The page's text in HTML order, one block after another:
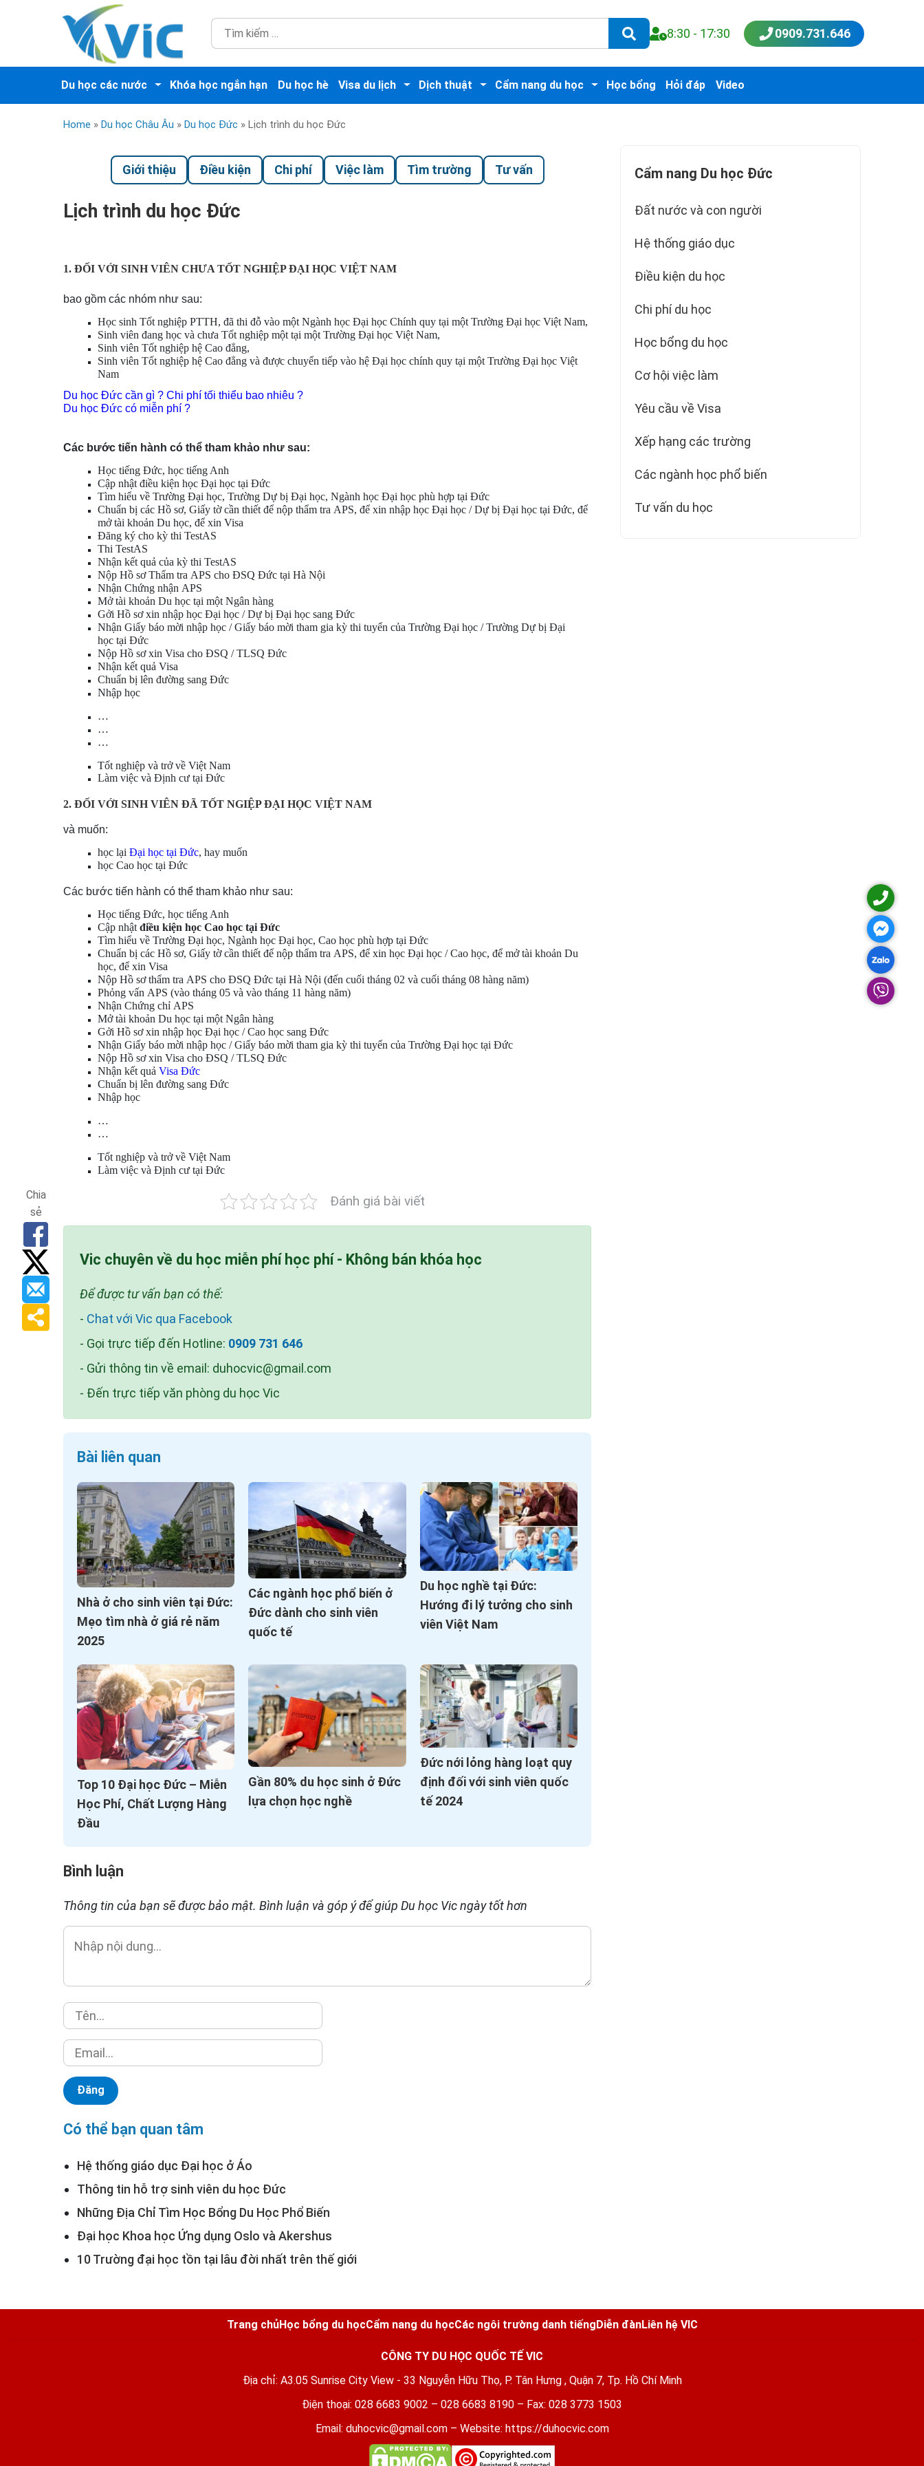
8:30 - 17:30 0909.731.646
Du học các nước Khóa học ngắn hạn Du học hè Visa du lịch Dịch thuật Cẩm nang du học Học bổng Hỏi đáp Video
Home » Du học Châu Âu » Du học Đức » Lịch trình du học Đức
Giới thiệu Điều kiện Chi phí Việc làm Tìm trường Tư vấn
Lịch trình du học Đức
1. ĐỐI VỚI SINH VIÊN CHƯA TỐT NGHIỆP ĐẠI HỌC VIỆT NAM
bao gồm các nhóm như sau:
Học sinh Tốt nghiệp PTTH, đã thi đỗ vào một Ngành học Đại học Chính quy tại một Trường Đại học Việt Nam,
Sinh viên đang học và chưa Tốt nghiệp một tại một Trường Đại học Việt Nam,
Sinh viên Tốt nghiệp hệ Cao đẳng,
Sinh viên Tốt nghiệp hệ Cao đẳng và được chuyển tiếp vào hệ Đại học chính quy tại một Trường Đại học Việt
Nam
Du học Đức cần gì ? Chi phí tối thiểu bao nhiêu ?
Du học Đức có miễn phí ?
Các bước tiến hành có thể tham khảo như sau:
Học tiếng Đức, học tiếng Anh
Cập nhật điều kiện học Đại học tại Đức
Tìm hiểu về Trường Đại học, Trường Dự bị Đại học, Ngành học Đại học phù hợp tại Đức
Chuẩn bị các Hồ sơ, Giấy tờ cần thiết để nộp thẩm tra APS, để xin nhập học Đại học /Dự bị Đại học tại Đức, để
mởtài khoản Du học, để xin Visa
Đăng ký cho kỳ thi TestAS
Thi TestAS
Nhận kết quả của kỳ thi TestAS
Nộp Hồ sơ Thẩm tra APS cho ĐSQ Đức tại Hà Nội
Nhận Chứng nhận APS
Mở tài khoản Du học tại một Ngân hàng
Gởi Hồ sơ xin nhập học Đại học /Dự bị Đại học sang Đức
Nhận Giấy báo mời nhập học / Giấy báo mời tham gia kỳ thi tuyển của Trường Đại học /Trường Dự bị Đại
học tại Đức
Nộp Hồ sơ xin Visa cho ĐSQ / TLSQ Đức
Nhận kết quả Visa
Chuẩn bị lên đường sang Đức
Nhập học
…
…
…
Tốt nghiệp và trở về Việt Nam
Làm việc và Định cư tại Đức
2. ĐỐI VỚI SINH VIÊN ĐÃ TỐT NGIỆP ĐẠI HỌC VIỆT NAM
và muốn:
học lại Đại học tại Đức, hay muốn
học Cao học tại Đức
Các bước tiến hành có thể tham khảo như sau:
Học tiếng Đức, học tiếng Anh
Cập nhật điều kiện học Cao học tại Đức
Tìm hiểu về Trường Đại học, Ngành học Đại học, Cao học phù hợp tại Đức
Chuẩn bị các Hồ sơ, Giấy tờ cần thiết để nộp thẩm tra APS, để xin học Đại học / Cao học, để mởtài khoản Du
học, để xin Visa
Nộp Hồ sơ thẩm tra APS cho ĐSQ Đức tại Hà Nội (đến cuối tháng 02 và cuối tháng 08 hàng năm)
Phỏng vấn APS (vào tháng 05 và vào tháng 11 hàng năm)
Nhận Chứng chỉ APS
Mở tài khoản Du học tại một Ngân hàng
Gởi Hồ sơ xin nhập học Đại học /Cao học sang Đức
Nhận Giấy báo mời nhập học / Giấy báo mời tham gia kỳ thi tuyển của Trường Đại học tại Đức
Nộp Hồ sơ xin Visa cho ĐSQ / TLSQ Đức
Nhận kết quả Visa Đức
Chuẩn bị lên đường sang Đức
Nhập học
…
…
Tốt nghiệp và trở về Việt Nam
Làm việc và Định cư tại Đức
Đánh giá bài viết
Chia
sẻ
Vic chuyên về du học miễn phí học phí - Không bán khóa học
Để được tư vấn bạn có thể:
- Chat với Vic qua Facebook
- Gọi trực tiếp đến Hotline: 0909 731 646
- Gửi thông tin về email: duhocvic@gmail.com
- Đến trực tiếp văn phòng du học Vic
Bài liên quan
Nhà ở cho sinh viên tại Đức:
Mẹo tìm nhà ở giá rẻ năm
2025
Các ngành học phổ biến ở
Đức dành cho sinh viên
quốc tế
Du học nghề tại Đức:
Hướng đi lý tưởng cho sinh
viên Việt Nam
Top 10 Đại học Đức – Miễn
Học Phí, Chất Lượng Hàng
Đầu
Gần 80% du học sinh ở Đức
lựa chọn học nghề
Đức nới lỏng hàng loạt quy
định đối với sinh viên quốc
tế 2024
Bình luận
Thông tin của bạn sẽ được bảo mật. Bình luận và góp ý để giúp Du học Vic ngày tốt hơn
Có thể bạn quan tâm
Hệ thống giáo dục Đại học ở Áo
Thông tin hỗ trợ sinh viên du học Đức
Những Địa Chỉ Tìm Học Bổng Du Học Phổ Biến
Đại học Khoa học Ứng dụng Oslo và Akershus
10 Trường đại học tồn tại lâu đời nhất trên thế giới
Cẩm nang Du học Đức
Đất nước và con người
Hệ thống giáo dục
Điều kiện du học
Chi phí du học
Học bổng du học
Cơ hội việc làm
Yêu cầu về Visa
Xếp hạng các trường
Các ngành học phổ biến
Tư vấn du học
Trang chủHọc bổng du họcCẩm nang du họcCác ngôi trường danh tiếngDiễn đànLiên hệ VIC
CÔNG TY DU HỌC QUỐC TẾ VIC
Địa chỉ: A3.05 Sunrise City View - 33 Nguyễn Hữu Thọ, P. Tân Hưng , Quận 7, Tp. Hồ Chí Minh
Điện thoại: 028 6683 9002 – 028 6683 8190 – Fax: 028 3773 1503
Email: duhocvic@gmail.com– Website: https://duhocvic.com